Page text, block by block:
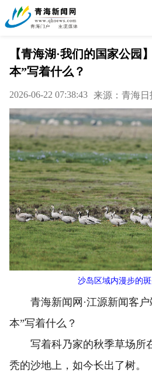
【青海湖·我们的国家公园
本”写着什么？
2026-06-22 07:38:43 来源：青海日
沙岛区域内漫步的斑
青海新闻网·江源新闻客户
本”写着什么？
写着科乃家的秋季草场所
秃的沙地上，如今长出了树。